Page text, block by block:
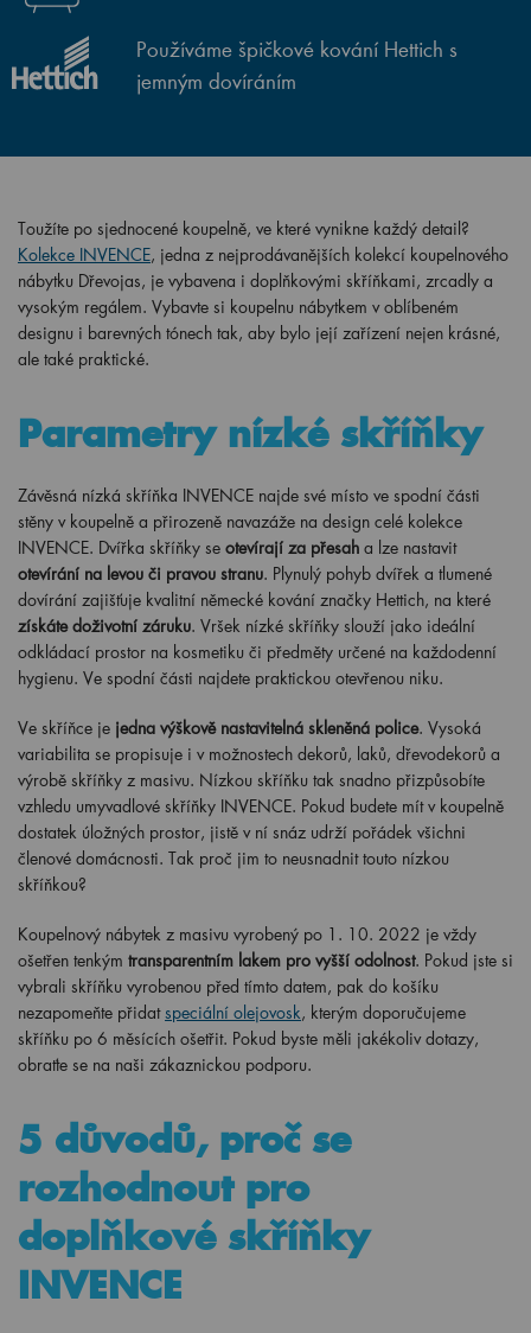
Používáme špičkové kování Hettich s
jemným dovíráním
Toužíte po sjednocené koupelně, ve které vynikne každý detail?
Kolekce INVENCE, jedna z nejprodávanějších kolekcí koupelnového
nábytku Dřevojas, je vybavena i doplňkovými skříňkami, zrcadly a
vysokým regálem. Vybavte si koupelnu nábytkem v oblíbeném
designu i barevných tónech tak, aby bylo její zařízení nejen krásné,
ale také praktické.
Parametry nízké skříňky
Závěsná nízká skříňka INVENCE najde své místo ve spodní části
stěny v koupelně a přirozeně navazáže na design celé kolekce
INVENCE. Dvířka skříňky se otevírají za přesah a lze nastavit
otevírání na levou či pravou stranu. Plynulý pohyb dvířek a tlumené
dovírání zajišťuje kvalitní německé kování značky Hettich, na které
získáte doživotní záruku. Vršek nízké skříňky slouží jako ideální
odkládací prostor na kosmetiku či předměty určené na každodenní
hygienu. Ve spodní části najdete praktickou otevřenou niku.
Ve skříňce je jedna výškově nastavitelná skleněná police. Vysoká
variabilita se propisuje i v možnostech dekorů, laků, dřevodekorů a
výrobě skříňky z masivu. Nízkou skříňku tak snadno přizpůsobíte
vzhledu umyvadlové skříňky INVENCE. Pokud budete mít v koupelně
dostatek úložných prostor, jistě v ní snáz udrží pořádek všichni
členové domácnosti. Tak proč jim to neusnadnit touto nízkou
skříňkou?
Koupelnový nábytek z masivu vyrobený po 1 . 10. 2022 je vždy
ošetřen tenkým transparentním lakem pro vyšší odolnost. Pokud jste si
vybrali skříňku vyrobenou před tímto datem, pak do košíku
nezapomeňte přidatspeciální olejovosk, kterým doporučujeme
skříňku po 6 měsících ošetřit. Pokud byste měli jakékoliv dotazy,
obraťte se na naši zákaznickou podporu.
5 důvodů, proč se
rozhodnout pro
doplňkové skříňky
INVENCE